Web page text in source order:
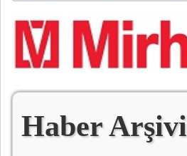
Haber Arşivi